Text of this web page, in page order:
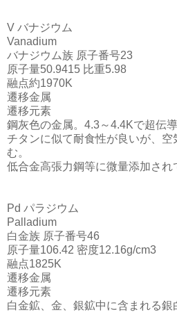
V バナジウム
Vanadium
バナジウム族 原子番号23
原子量50.9415 比重5.98
融点約1970K
遷移金属
遷移元素
鋼灰色の金属。4.3～4.4Kで超伝導
チタンに似て耐食性が良いが、
む。
低合金高張力鋼等に微量添加され
Pd パラジウム
Palladium
白金族 原子番号46
原子量106.42 密度12.16g/cm3
融点1825K
遷移金属
遷移元素
白金鉱、金、銀鉱中に含まれる銀